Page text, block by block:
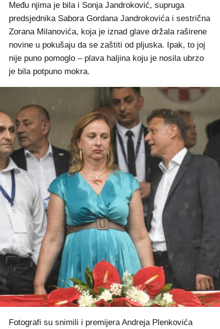
Među njima je bila i Sonja Jandroković, supruga
predsjednika Sabora Gordana Jandrokovića i sestrična
Zorana Milanovića, koja je iznad glave držala raširene
novine u pokušaju da se zaštiti od pljuska. Ipak, to joj
nije puno pomoglo – plava haljina koju je nosila ubrzo
je bila potpuno mokra.
Fotografi su snimili i premijera Andreja Plenkovića